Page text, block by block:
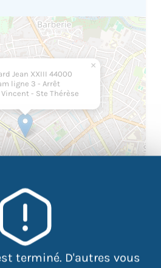
terminé. D'autres vous
Jean XXIII 44000
ligne 3 - Arrêt
- Ste Thérèse
×
Leaflet | ©OpenStreetMapcontributors